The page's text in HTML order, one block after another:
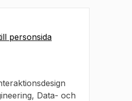
personsida
Data- och